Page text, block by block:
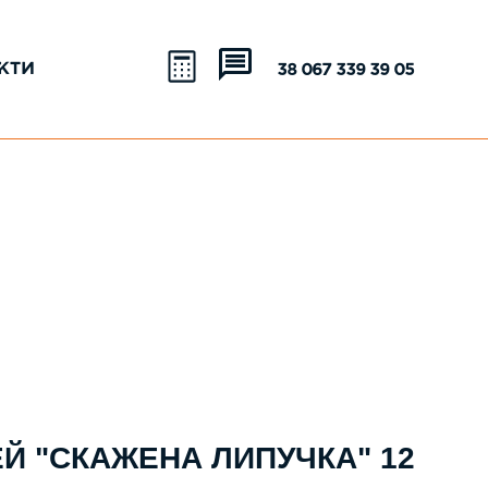
+38 067 339 39 05
"СКАЖЕНА ЛИПУЧКА" 12